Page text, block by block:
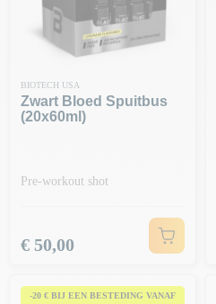
BIOTECH USA
Zwart Bloed Spuitbus
(20x60ml)
Pre-workout shot
Prijs
€ 50,00
-20 € BIJ EEN BESTEDING VANAF